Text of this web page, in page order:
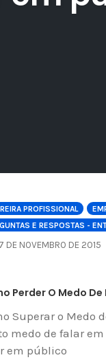
PROFISSIONAL
E RESPOSTAS -
DE NOVEMBRO DE 2015
Perder O Medo
Superar o Medo
medo de falar
em público